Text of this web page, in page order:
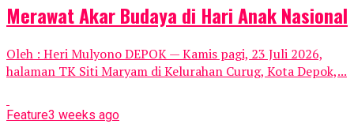
Merawat Akar Budaya di Hari Anak Nasional
Oleh : Heri Mulyono DEPOK — Kamis pagi, 23 Juli 2026,
halaman TK Siti Maryam di Kelurahan Curug, Kota Depok,...
Feature3 weeks ago